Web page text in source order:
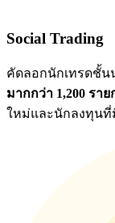
Social Trading
คัดลอกนักเทรดชั้น
มากกว่า 1,200 ราย
ใหม่และนักลงทุน